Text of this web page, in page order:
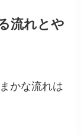
流れとや
かな流れは